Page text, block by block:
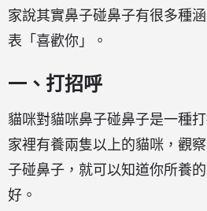
家說其實鼻子碰鼻子有很多種
表「喜歡你」。
一、打招呼
貓咪對貓咪鼻子碰鼻子是一種
家裡有養兩隻以上的貓咪，觀
子碰鼻子，就可以知道你所養
好。